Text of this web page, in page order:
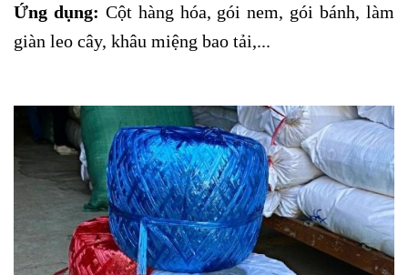
Ứng dụng: Cột hàng hóa, gói nem, gói bánh, làm
giàn leo cây, khâu miệng bao tải,...